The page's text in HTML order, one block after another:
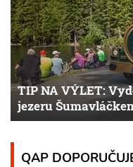
TIP NA VÝLET:
jezeru
QAP